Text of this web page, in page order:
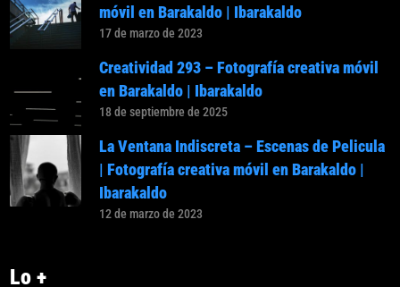
móvil en Barakaldo | Ibarakaldo
17 de marzo de 2023
Creatividad 293 – Fotografía creativa móvil
en Barakaldo | Ibarakaldo
18 de septiembre de 2025
La Ventana Indiscreta – Escenas de Pelicula
| Fotografía creativa móvil en Barakaldo |
Ibarakaldo
12 de marzo de 2023
Lo +